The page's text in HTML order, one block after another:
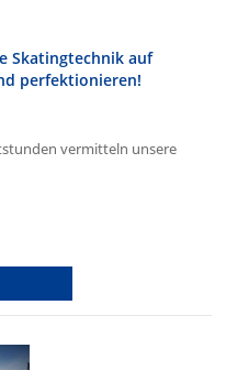
Skatingtechnik auf
perfektionieren!
vermitteln unsere